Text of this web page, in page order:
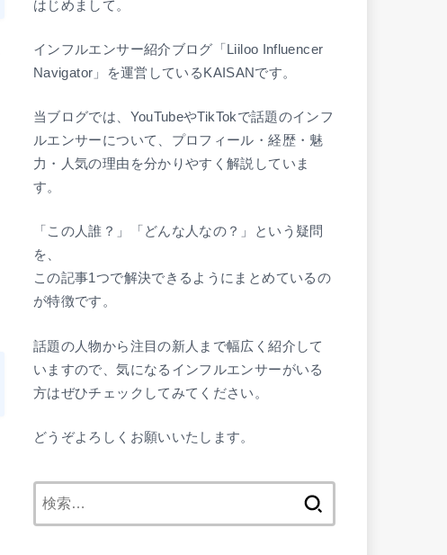
はじめまして。
インフルエンサー紹介ブログ「Liiloo Influencer
Navigator」を運営しているKAISANです。
当ブログでは、YouTubeやTikTokで話題のインフ
ルエンサーについて、プロフィール・経歴・魅
力・人気の理由を分かりやすく解説していま
す。
「この人誰？」「どんな人なの？」という疑問
を、
この記事1つで解決できるようにまとめているの
が特徴です。
話題の人物から注目の新人まで幅広く紹介して
いますので、気になるインフルエンサーがいる
方はぜひチェックしてみてください。
どうぞよろしくお願いいたします。